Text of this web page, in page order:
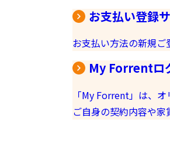
お支払い登録
お支払い方法の新規
My Forrentロ
「My Forrent」は、
ご自身の契約内容や家